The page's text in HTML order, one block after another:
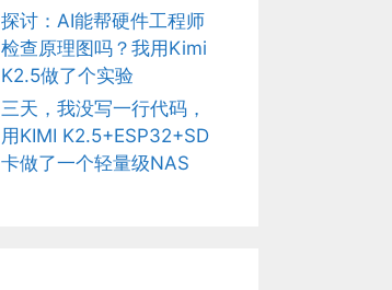
探讨：AI能帮硬件工程师
检查原理图吗？我用Kimi
K2.5做了个实验
三天，我没写一行代码，
用KIMI K2.5+ESP32+SD
卡做了一个轻量级NAS